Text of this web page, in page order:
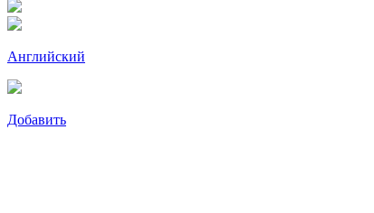
Английский
Добавить